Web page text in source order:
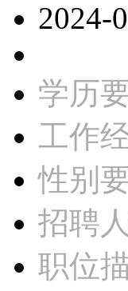
2024-
学历
工作
性别
招聘
职位